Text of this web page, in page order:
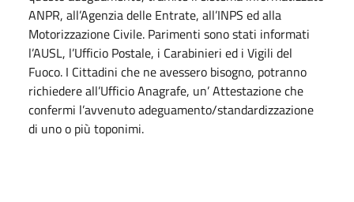
ANPR, all’Agenzia delle Entrate, all’INPS ed alla
Motorizzazione Civile. Parimenti sono stati informati
l’AUSL, l’Ufficio Postale, i Carabinieri ed i Vigili del
Fuoco. I Cittadini che ne avessero bisogno, potranno
richiedere all’Ufficio Anagrafe, un’ Attestazione che
confermi l’avvenuto adeguamento/standardizzazione
di uno o più toponimi.